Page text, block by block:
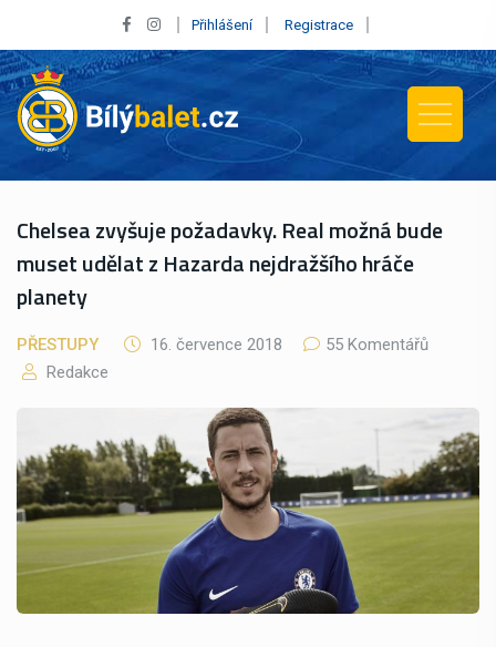
Přihlášení Registrace
Chelsea zvyšuje požadavky. Real možná bude
muset udělat z Hazarda nejdražšího hráče
planety
PŘESTUPY 16. července 2018
55 Komentářů
Redakce